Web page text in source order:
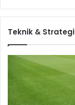
Teknik & Strategi